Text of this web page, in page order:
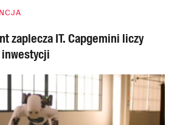
zaplecza IT. Capgemini liczy